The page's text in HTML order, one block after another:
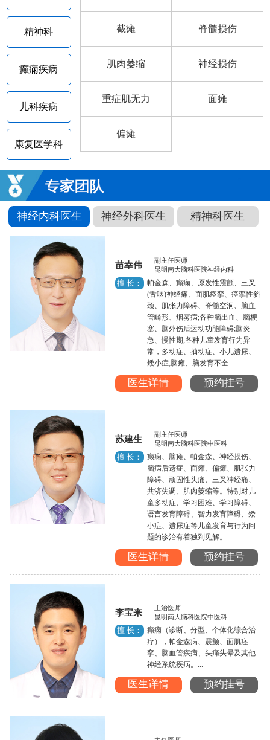
精神科
癫痫疾病
儿科疾病
康复医学科
截瘫 脊髓损伤
肌肉萎缩 神经损伤
重症肌无力 面瘫
偏瘫
神经内科医生 神经外科医生 精神科医生
苗幸伟
副主任医师
昆明南大脑科医院神经内科
擅 长：
帕金森、癫痫、原发性震颤、三叉
(舌咽)神经痛、面肌痉挛、痉挛性斜
颈、肌张力障碍、脊髓空洞、脑血
管畸形、烟雾病;各种脑出血、脑梗
塞、脑外伤后运动功能障碍;脑炎
急、慢性期;各种儿童发育行为异
常，多动症、抽动症、小儿遗尿、
矮小症;脑瘫、脑发育不全...
医生详情 预约挂号
苏建生
副主任医师
昆明南大脑科医院中医科
擅 长：
癫痫、脑瘫、帕金森、神经损伤、
脑病后遗症、面瘫、偏瘫、肌张力
障碍、顽固性头痛、三叉神经痛、
共济失调、肌肉萎缩等。特别对儿
童多动症、学习困难、学习障碍、
语言发育障碍、智力发育障碍、矮
小症、遗尿症等儿童发育与行为问
题的诊治有着独到见解。...
医生详情 预约挂号
李宝来
主治医师
昆明南大脑科医院中医科
擅 长：
癫痫（诊断、分型、个体化综合治
疗），帕金森病、震颤、面肌痉
挛、脑血管疾病、头痛头晕及其他
神经系统疾病。...
医生详情 预约挂号